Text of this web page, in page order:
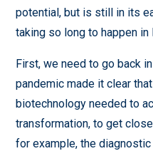
potential, but is still in its
taking so long to happen in
First, we need to go back
pandemic made it clear
biotechnology needed to
transformation, to get
for example, the